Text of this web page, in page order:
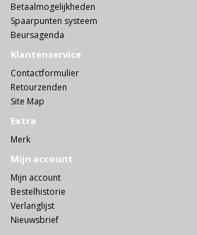
Betaalmogelijkheden
Spaarpunten systeem
Beursagenda
Klantenservice
Contactformulier
Retourzenden
Site Map
Extra
Merk
Mijn account
Mijn account
Bestelhistorie
Verlanglijst
Nieuwsbrief